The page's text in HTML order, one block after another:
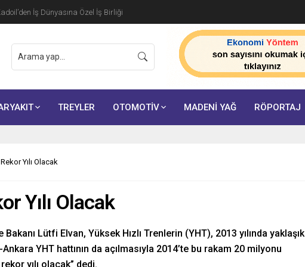
İş Dünyasına Özel İş Birliği
TREYLER OTOMOTİV MADENİ YAĞ RÖPORTAJ
Yılı Olacak
Yılı Olacak
Lütfi Elvan, Yüksek Hızlı Trenlerin (YHT), 2013 yılında yaklaşık
YHT hattının da açılmasıyla 2014’te bu rakam 20 milyonu
yılı olacak” dedi.